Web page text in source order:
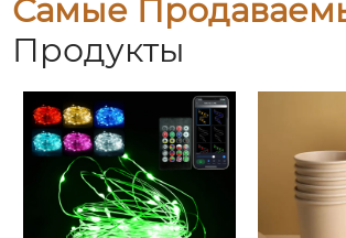
Самые
Продукты